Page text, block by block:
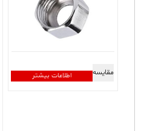
اطلاعات بیشتر مقایسه